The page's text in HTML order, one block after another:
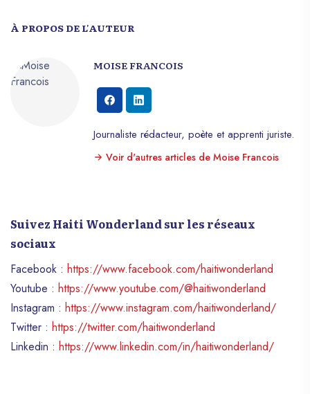
À PROPOS DE L'AUTEUR
MOISE FRANCOIS
Journaliste rédacteur, poète et apprenti juriste.
Voir d'autres articles de Moise Francois
Suivez Haiti Wonderland sur les réseaux
sociaux
Facebook : https://www.facebook.com/haitiwonderland
Youtube : https://www.youtube.com/@haitiwonderland
Instagram : https://www.instagram.com/haitiwonderland/
Twitter : https://twitter.com/haitiwonderland
Linkedin : https://www.linkedin.com/in/haitiwonderland/